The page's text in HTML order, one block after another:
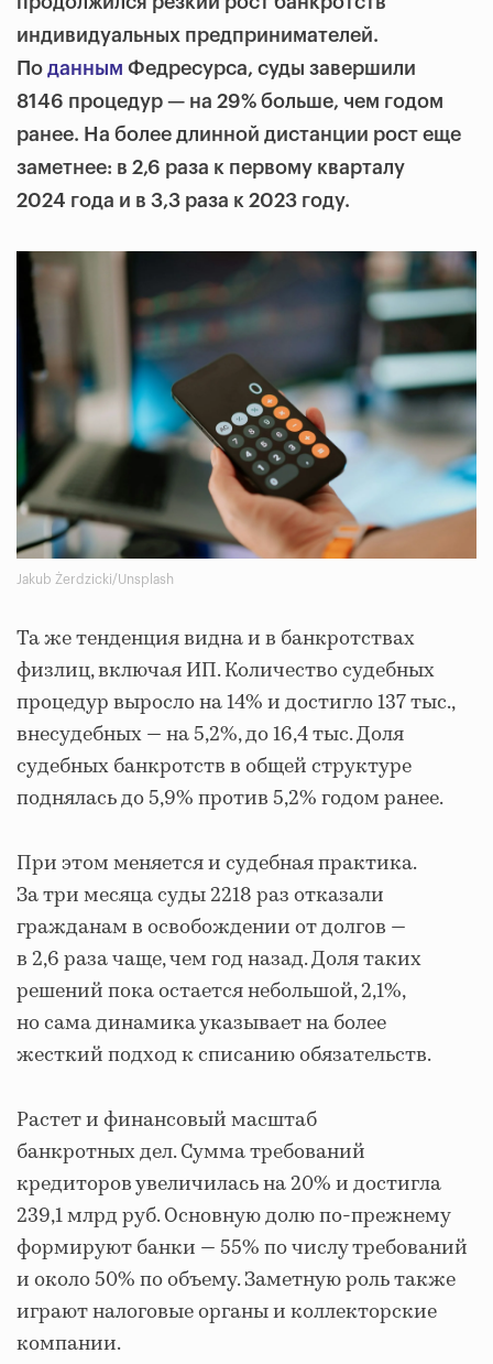
индивидуальных предпринимателей.
По данным Федресурса, суды завершили
8146 процедур — на 29% больше, чем годом
ранее. На более длинной дистанции рост еще
заметнее: в 2,6 раза к первому кварталу
2024 года и в 3,3 раза к 2023 году.
Jakub Żerdzicki/Unsplash
Та же тенденция видна и в банкротствах
физлиц, включая ИП. Количество судебных
процедур выросло на 14% и достигло 137 тыс.,
внесудебных — на 5,2%, до 16,4 тыс. Доля
судебных банкротств в общей структуре
поднялась до 5,9% против 5,2% годом ранее.
При этом меняется и судебная практика.
За три месяца суды 2218 раз отказали
гражданам в освобождении от долгов —
в 2,6 раза чаще, чем год назад. Доля таких
решений пока остается небольшой, 2,1%,
но сама динамика указывает на более
жесткий подход к списанию обязательств.
Растет и финансовый масштаб
банкротных дел. Сумма требований
кредиторов увеличилась на 20% и достигла
239,1 млрд руб. Основную долю по-прежнему
формируют банки — 55% по числу требований
и около 50% по объему. Заметную роль также
играют налоговые органы и коллекторские
компании.